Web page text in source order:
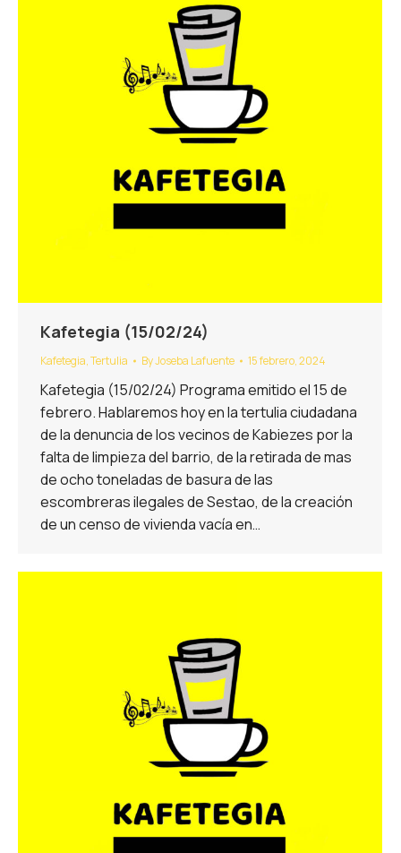
Kafetegia (15/02/24)
Kafetegia,Tertulia ByJoseba Lafuente 15 febrero, 2024
Kafetegia (15/02/24) Programa emitido el 15 de
febrero. Hablaremos hoy en la tertulia ciudadana
de la denuncia de los vecinos de Kabiezes por la
falta de limpieza del barrio, de la retirada de mas
de ocho toneladas de basura de las
escombreras ilegales de Sestao, de la creación
de un censo de vivienda vacía en…